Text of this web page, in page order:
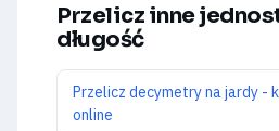
Przelicz inne
długość
Przelicz decymetry na jardy -
online